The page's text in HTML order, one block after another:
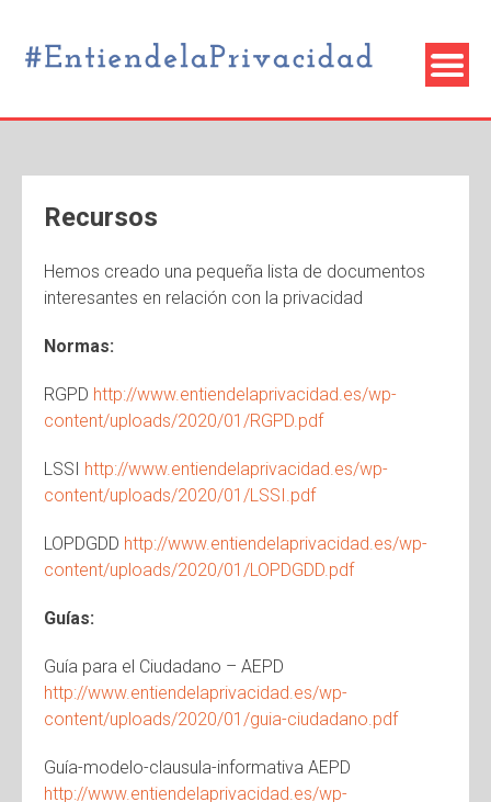
Recursos
Hemos creado una pequeña lista de documentos
interesantes en relación con la privacidad
Normas:
RGPD http://www.entiendelaprivacidad.es/wp-
content/uploads/2020/01/RGPD.pdf
LSSI
http://www.entiendelaprivacidad.es/wp-
content/uploads/2020/01/LSSI.pdf
LOPDGDD http://www.entiendelaprivacidad.es/wp-
content/uploads/2020/01/LOPDGDD.pdf
Guías:
Guía para el Ciudadano – AEPD
http://www.entiendelaprivacidad.es/wp-
content/uploads/2020/01/guia-ciudadano.pdf
Guía-modelo-clausula-informativa AEPD
http://www.entiendelaprivacidad.es/wp-